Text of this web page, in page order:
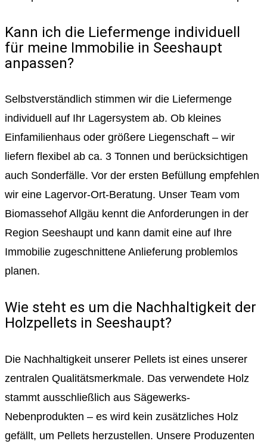
Kann ich die Liefermenge individuell
für meine Immobilie in Seeshaupt
anpassen?
Selbstverständlich stimmen wir die Liefermenge
individuell auf Ihr Lagersystem ab. Ob kleines
Einfamilienhaus oder größere Liegenschaft – wir
liefern flexibel ab ca. 3 Tonnen und berücksichtigen
auch Sonderfälle. Vor der ersten Befüllung empfehlen
wir eine Lagervor-Ort-Beratung. Unser Team vom
Biomassehof Allgäu kennt die Anforderungen in der
Region Seeshaupt und kann damit eine auf Ihre
Immobilie zugeschnittene Anlieferung problemlos
planen.
Wie steht es um die Nachhaltigkeit der
Holzpellets in Seeshaupt?
Die Nachhaltigkeit unserer Pellets ist eines unserer
zentralen Qualitätsmerkmale. Das verwendete Holz
stammt ausschließlich aus Sägewerks-
Nebenprodukten – es wird kein zusätzliches Holz
gefällt, um Pellets herzustellen. Unsere Produzenten